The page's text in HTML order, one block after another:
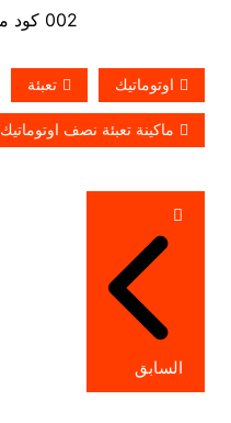
002 كود مصر قبل الرقم
اوتوماتيك تعبئة
ماكينة تعبئة نصف اوتوماتيك
تصفّح
المقالات
السابق